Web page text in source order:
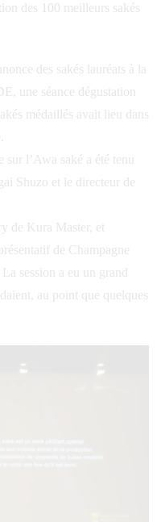
des 100 meilleurs sakés
des sakés lauréats à la
une séance dégustation
médaillés avait lieu dans
l’Awa saké a été tenu
Shuzo et le directeur de
de Kura Master, et
de Champagne
session a eu un grand
au point que quelques